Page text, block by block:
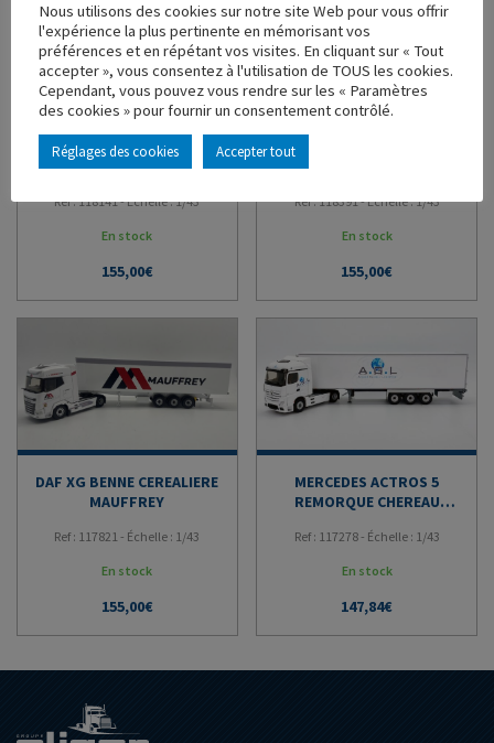
MAN TGX GX CITERNE
ALIMENTAIRE GROUPE
Ref : 118141 - Échelle : 1/43
En stock
155,00€
FOURGON GROUPE
Ref : 118391 - Échelle : 1/43
En stock
155,00€
DAF XG BENNE CEREALIERE
MAUFFREY
Ref : 117821 - Échelle : 1/43
En stock
155,00€
MERCEDES ACTROS 5
REMORQUE CHEREAU
LOGISTICS
Ref : 117278 - Échelle : 1/43
En stock
147,84€
Nous utilisons des cookies sur notre site Web pour vous offrir
l'expérience la plus pertinente en mémorisant vos
préférences et en répétant vos visites. En cliquant sur « Tout
accepter », vous consentez à l'utilisation de TOUS les cookies.
Cependant, vous pouvez vous rendre sur les « Paramètres
des cookies » pour fournir un consentement contrôlé.
Réglages des cookies Accepter tout